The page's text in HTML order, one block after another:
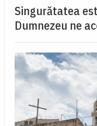
Singurătatea
Dumnezeu ne